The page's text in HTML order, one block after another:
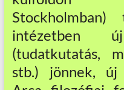
intézetben
(tudatkutatás,
stb.) jönnek, új